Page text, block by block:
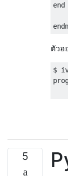
end
ตัวอ
$
5